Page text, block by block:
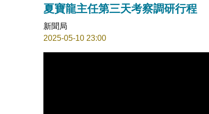
夏寶龍主任第三天考察調研行程
新聞局
2025-05-10 23:00